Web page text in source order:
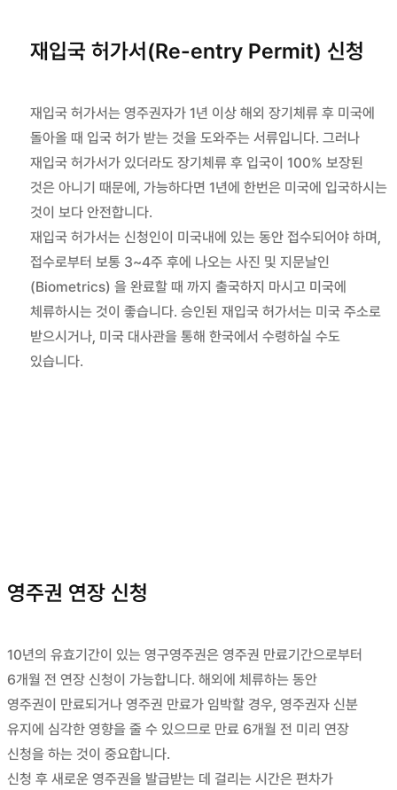
재입국 허가서(Re-entry Permit) 신청
재입국 허가서는 영주권자가 1년 이상 해외 장기체류 후 미국에
돌아올 때 입국 허가 받는 것을 도와주는 서류입니다. 그러나
재입국 허가서가 있더라도 장기체류 후 입국이 100% 보장된
것은 아니기 때문에, 가능하다면 1년에 한번은 미국에 입국하시는
것이 보다 안전합니다.
재입국 허가서는 신청인이 미국내에 있는 동안 접수되어야 하며,
접수로부터 보통 3~4주 후에 나오는 사진 및 지문날인
(Biometrics) 을 완료할 때 까지 출국하지 마시고 미국에
체류하시는 것이 좋습니다. 승인된 재입국 허가서는 미국 주소로
받으시거나, 미국 대사관을 통해 한국에서 수령하실 수도
있습니다.
영주권 연장 신청
10년의 유효기간이 있는 영구영주권은 영주권 만료기간으로부터
6개월 전 연장 신청이 가능합니다. 해외에 체류하는 동안
영주권이 만료되거나 영주권 만료가 임박할 경우, 영주권자 신분
유지에 심각한 영향을 줄 수 있으므로 만료 6개월 전 미리 연장
신청을 하는 것이 중요합니다.
신청 후 새로운 영주권을 발급받는 데 걸리는 시간은 편차가